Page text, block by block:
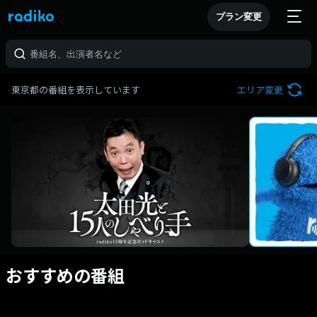
プラン変更
東京都の番組を表示しています エリア変更
おすすめの番組